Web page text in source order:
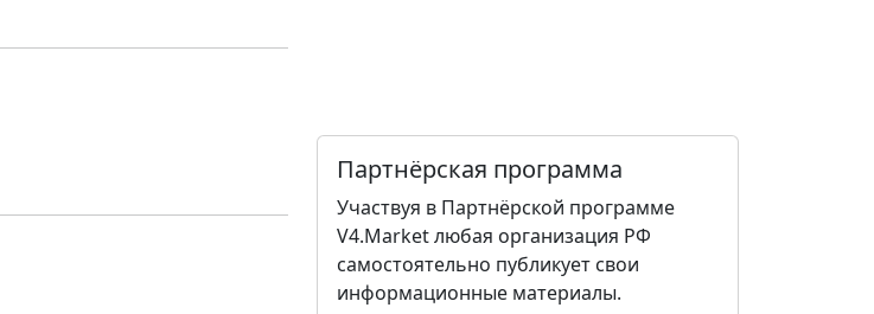
Партнёрская программа
Участвуя в Партнёрской программе
V4.Market любая организация РФ
самостоятельно публикует свои
информационные материалы.